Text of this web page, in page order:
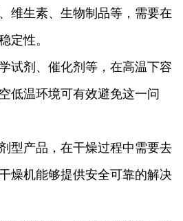
维生素、生物制品等，需要在
定性。
试剂、催化剂等，在高温下容
低温环境可有效避免这一问
型产品，在干燥过程中需要去
燥机能够提供安全可靠的解决